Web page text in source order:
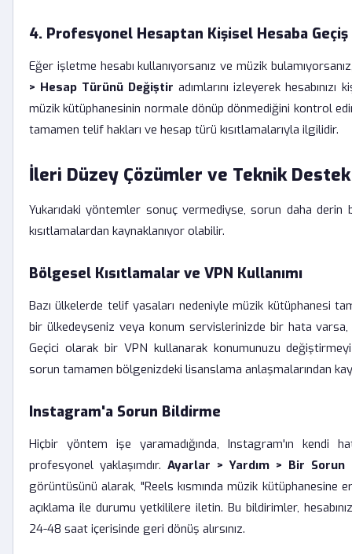
4. Profesyonel Hesaptan Kişisel Hesaba Geçiş
Eğer işletme hesabı kullanıyorsanız ve müzik
> Hesap Türünü Değiştir adımlarını izleyerek
müzik kütüphanesinin normale dönüp dönmediğini kontrol
tamamen telif hakları ve hesap türü kısıtlamalarıyla ilgilidir.
İleri Düzey Çözümler ve Teknik Destek
Yukarıdaki yöntemler sonuç vermediyse, sorun daha
kısıtlamalardan kaynaklanıyor olabilir.
Bölgesel Kısıtlamalar ve VPN Kullanımı
Bazı ülkelerde telif yasaları nedeniyle müzik kütüphanesi
bir ülkedeyseniz veya konum servislerinizde bir hata
Geçici olarak bir VPN kullanarak konumunuzu
sorun tamamen bölgenizdeki lisanslama anlaşmalarından
Instagram'a Sorun Bildirme
Hiçbir yöntem işe yaramadığında, Instagram'ın kendi
profesyonel yaklaşımdır. Ayarlar > Yardım > Bir Sorun
görüntüsünü alarak, "Reels kısmında müzik kütüphanesine
açıklama ile durumu yetkililere iletin. Bu bildirimler,
24-48 saat içerisinde geri dönüş alırsınız.